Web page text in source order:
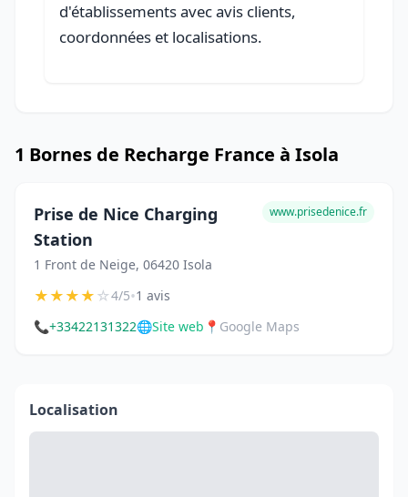
d'établissements avec avis clients,
coordonnées et localisations.
1 Bornes de Recharge France à Isola
Prise de Nice Charging
Station
1 Front de Neige, 06420 Isola
www.prisedenice.fr
★★★★☆4/5•1 avis
📞+33422131322🌐Site web 📍 Google Maps
Localisation